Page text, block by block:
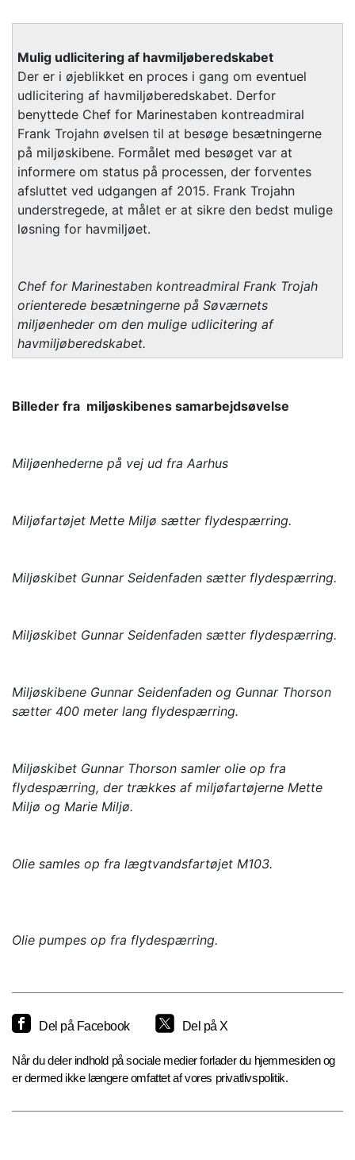
Mulig udlicitering af havmiljøberedskabet
Der er i øjeblikket en proces i gang om eventuel
udlicitering af havmiljøberedskabet. Derfor
benyttede Chef for Marinestaben kontreadmiral
Frank Trojahn øvelsen til at besøge besætningerne
på miljøskibene. Formålet med besøget var at
informere om status på processen, der forventes
afsluttet ved udgangen af 2015. Frank Trojahn
understregede, at målet er at sikre den bedst mulige
løsning for havmiljøet.
Chef for Marinestaben kontreadmiral Frank Trojah
orienterede besætningerne på Søværnets
miljøenheder om den mulige udlicitering af
havmiljøberedskabet.
Billeder fra miljøskibenes samarbejdsøvelse
Miljøenhederne på vej ud fra Aarhus
Miljøfartøjet Mette Miljø sætter flydespærring.
Miljøskibet Gunnar Seidenfaden sætter flydespærring.
Miljøskibet Gunnar Seidenfaden sætter flydespærring.
Miljøskibene Gunnar Seidenfaden og Gunnar Thorson
sætter 400 meter lang flydespærring.
Miljøskibet Gunnar Thorson samler olie op fra
flydespærring, der trækkes af miljøfartøjerne Mette
Miljø og Marie Miljø.
Olie samles op fra lægtvandsfartøjet M103.
Olie pumpes op fra flydespærring.
Del på Facebook Del på X
Når du deler indhold på sociale medier forlader du hjemmesiden og
er dermed ikke længere omfattet af vores privatlivspolitik.